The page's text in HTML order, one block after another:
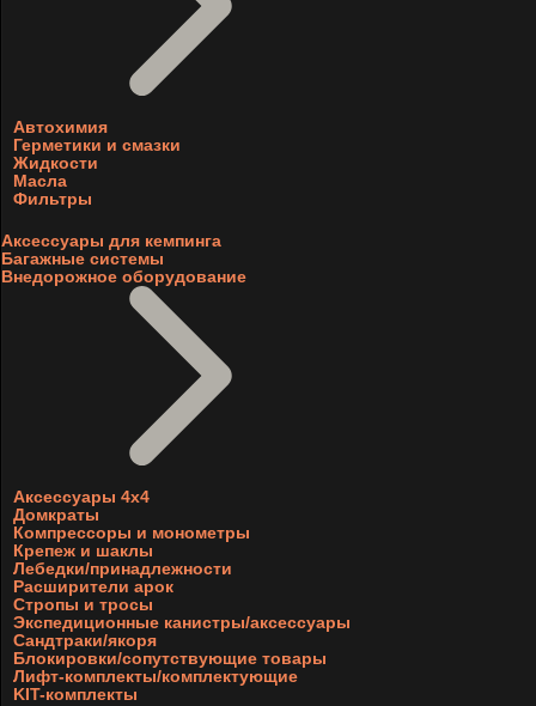
Автохимия
Герметики и смазки
Жидкости
Масла
Фильтры
Аксессуары для кемпинга
Багажные системы
Внедорожное оборудование
Аксессуары 4х4
Домкраты
Компрессоры и монометры
Крепеж и шаклы
Лебедки/принадлежности
Расширители арок
Стропы и тросы
Экспедиционные канистры/аксессуары
Сандтраки/якоря
Блокировки/сопутствующие товары
Лифт-комплекты/комплектующие
KIT-комплекты